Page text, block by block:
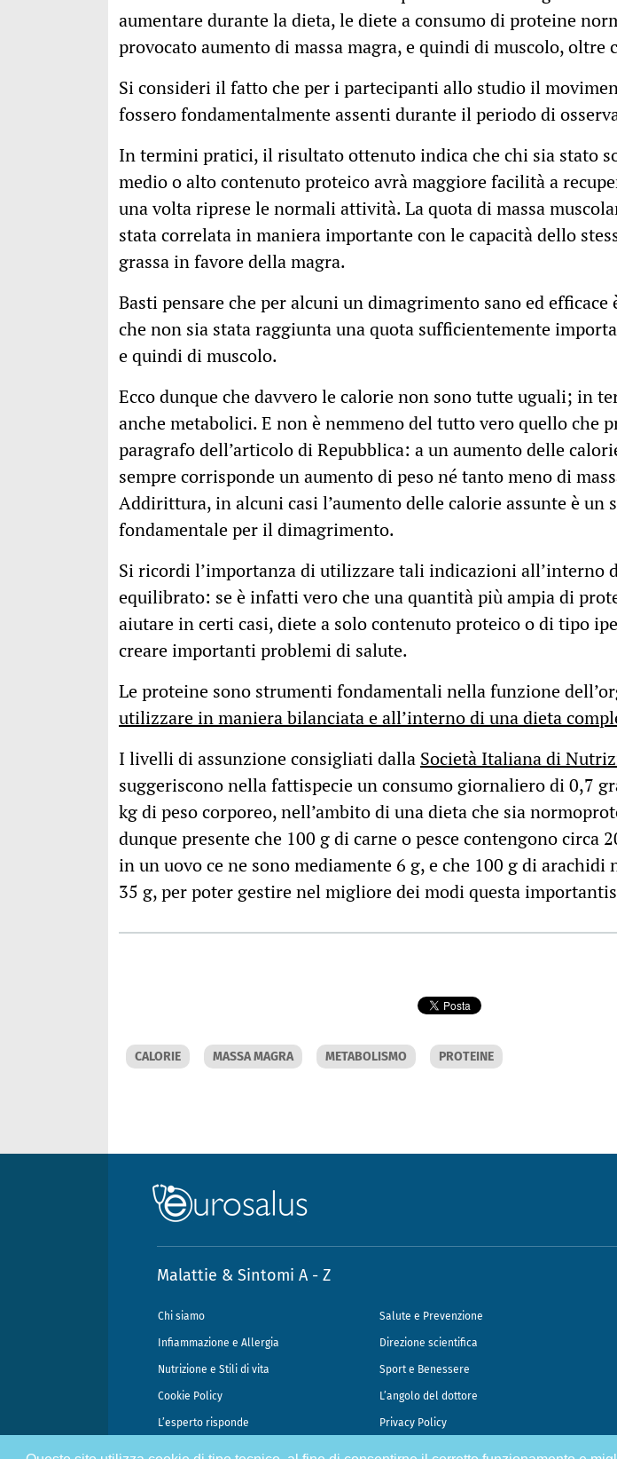
aumentare durante la dieta, le diete a consumo di proteine
provocato aumento di massa magra, e quindi di muscolo, oltre
Si consideri il fatto che per i partecipanti allo studio il
fossero fondamentalmente assenti durante il periodo di
In termini pratici, il risultato ottenuto indica che chi sia stato
medio o alto contenuto proteico avrà maggiore facilità a
una volta riprese le normali attività. La quota di massa
stata correlata in maniera importante con le capacità dello
grassa in favore della magra.
Basti pensare che per alcuni un dimagrimento sano ed
che non sia stata raggiunta una quota sufficientemente
e quindi di muscolo.
Ecco dunque che davvero le calorie non sono tutte uguali; in
anche metabolici. E non è nemmeno del tutto vero quello che
paragrafo dell’articolo di Repubblica: a un aumento delle
sempre corrisponde un aumento di peso né tanto meno di
Addirittura, in alcuni casi l’aumento delle calorie assunte è un
fondamentale per il dimagrimento.
Si ricordi l’importanza di utilizzare tali indicazioni all’interno
equilibrato: se è infatti vero che una quantità più ampia di
aiutare in certi casi, diete a solo contenuto proteico o di tipo
creare importanti problemi di salute.
Le proteine sono strumenti fondamentali nella funzione
utilizzare in maniera bilanciata e all’interno di una dieta
I livelli di assunzione consigliati dalla Società Italiana di
suggeriscono nella fattispecie un consumo giornaliero di 0,7
kg di peso corporeo, nell’ambito di una dieta che sia
dunque presente che 100 g di carne o pesce contengono circa
in un uovo ce ne sono mediamente 6 g, e che 100 g di arachidi
35 g, per poter gestire nel migliore dei modi questa
CALORIE MASSA MAGRA METABOLISMO PROTEINE
Malattie & Sintomi A - Z
Chi siamo Salute e Prevenzione
Infiammazione e Allergia Direzione scientifica
Nutrizione e Stili di vita Sport e Benessere
Cookie Policy L’angolo del dottore
L’esperto risponde Privacy Policy